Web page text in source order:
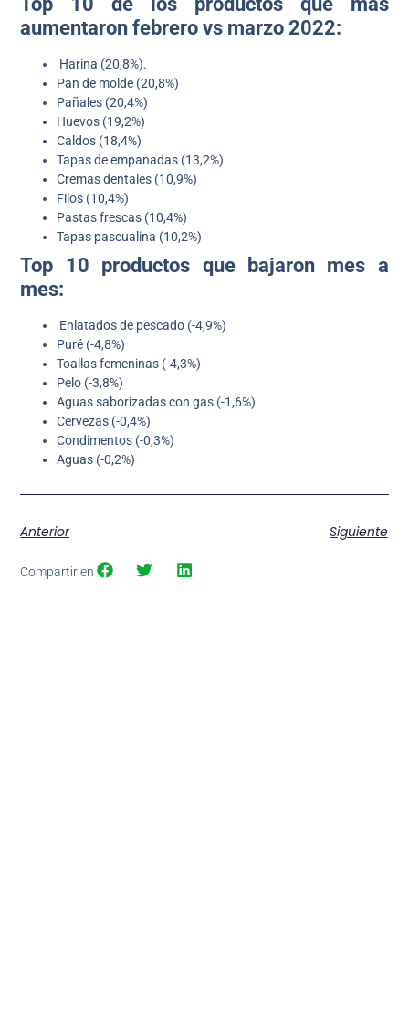
aumentaron febrero vs marzo 2022:
Harina (20,8%).
Pan de molde (20,8%)
Pañales (20,4%)
Huevos (19,2%)
Caldos (18,4%)
Tapas de empanadas (13,2%)
Cremas dentales (10,9%)
Filos (10,4%)
Pastas frescas (10,4%)
Tapas pascualina (10,2%)
Top 10 productos que bajaron mes a
mes:
Enlatados de pescado (-4,9%)
Puré (-4,8%)
Toallas femeninas (-4,3%)
Pelo (-3,8%)
Aguas saborizadas con gas (-1,6%)
Cervezas (-0,4%)
Condimentos (-0,3%)
Aguas (-0,2%)
Anterior Siguiente
Compartir en